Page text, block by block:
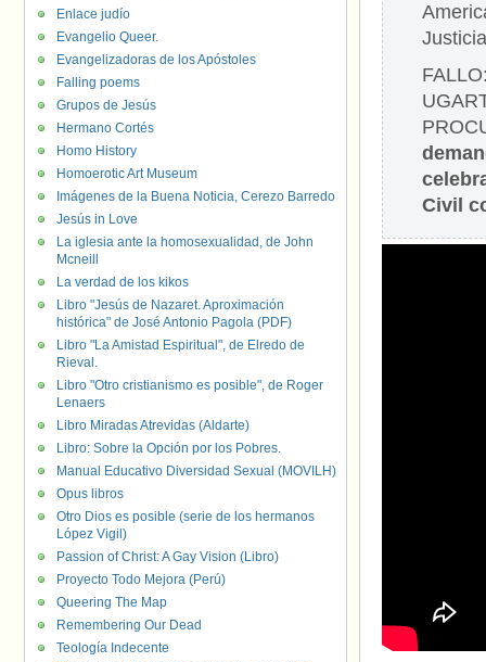
Civil
Enlace judío
Evangelio Queer.
Evangelizadoras de los Apóstoles
Falling poems
Grupos de Jesús
Hermano Cortés
Homo History
Homoerotic Art Museum
Imágenes de la Buena Noticia, Cerezo Barredo
Jesús in Love
La iglesia ante la homosexualidad, de John
Mcneill
La verdad de los kikos
Libro "Jesús de Nazaret. Aproximación
histórica" de José Antonio Pagola (PDF)
Libro "La Amistad Espiritual", de Elredo de
Rieval.
Libro "Otro cristianismo es posible", de Roger
Lenaers
Libro Miradas Atrevidas (Aldarte)
Libro: Sobre la Opción por los Pobres.
Manual Educativo Diversidad Sexual (MOVILH)
Opus libros
Otro Dios es posible (serie de los hermanos
López Vigil)
Passion of Christ: A Gay Vision (Libro)
Proyecto Todo Mejora (Perú)
Queering The Map
Remembering Our Dead
Teología Indecente